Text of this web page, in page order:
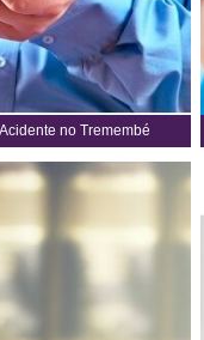
no Tremembé